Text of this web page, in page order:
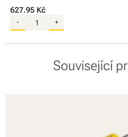
627.95 Kč
- +
Související